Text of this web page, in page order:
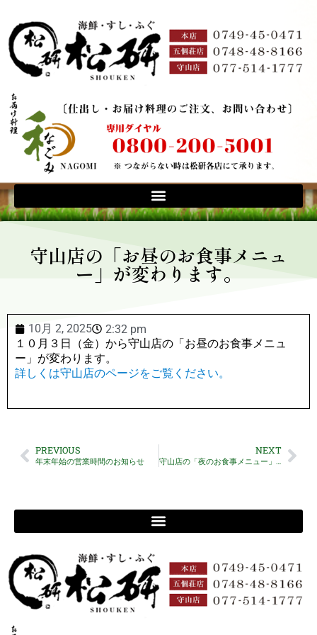
守山店の「お昼のお食事メニュ
ー」が変わります。
10月 2, 2025
2:32 pm
１０月３日（金）から守山店の「お昼のお食事メニュ
ー」が変わります。
詳しくは守山店のページをご覧ください。
PREVIOUS
年末年始の営業時間のお知らせ
NEXT